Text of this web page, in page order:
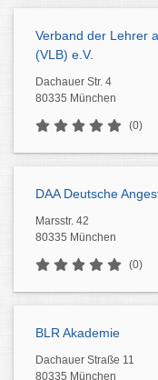
Verband der Lehrer
(VLB) e.V.
Dachauer Str. 4
80335 München
(0)
DAA Deutsche
Marsstr. 42
80335 München
(0)
BLR Akademie
Dachauer Straße 11
80335 München